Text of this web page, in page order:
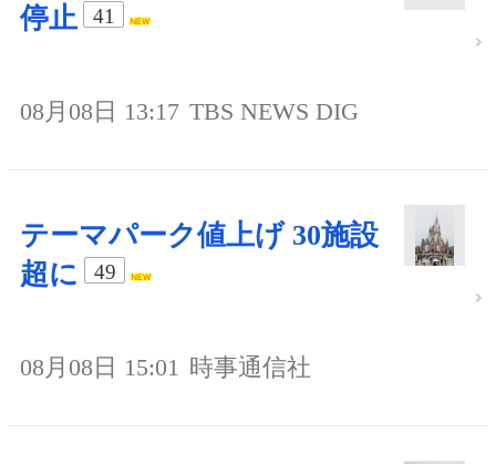
停止
41
08月08日 13:17 TBS NEWS DIG
テーマパーク値上げ 30施設
超に
49
08月08日 15:01 時事通信社